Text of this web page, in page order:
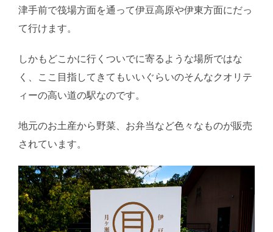
津手前で筏場方面を通って伊豆高原や伊東方面にだっ
て行けます。
しかもどこかに行くついでに寄るような場所ではな
く、ここ目指してきてもいいぐらいのそんなクオリテ
ィーの高い道の駅なのです。
地元のお土産から野菜、お弁当など色々なものが販売
されています。